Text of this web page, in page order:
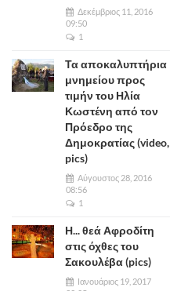
Δεκέμβριος 11, 2016
09:50
1
Τα αποκαλυπτήρια
μνημείου προς
τιμήν του Ηλία
Κωστένη από τον
Πρόεδρο της
Δημοκρατίας (video,
pics)
Αύγουστος 28, 2016
08:56
1
Η... θεά Αφροδίτη
στις όχθες του
Σακουλέβα (pics)
Ιανουάριος 19, 2017